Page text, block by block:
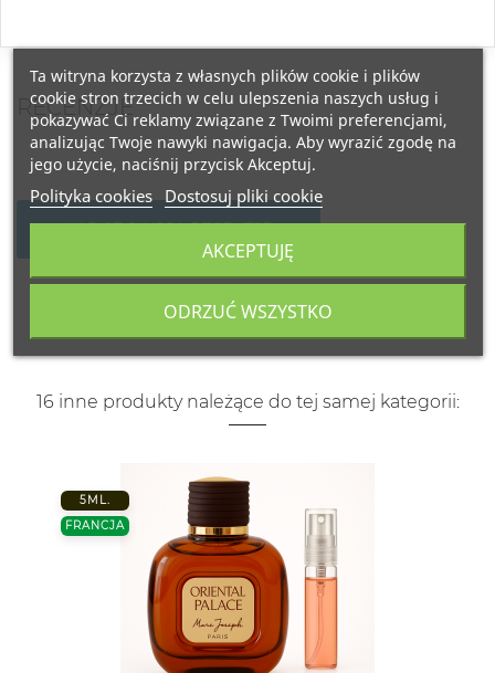
RECENZJE
NAPISZ SWOJĄ RECENZJĘ
16 inne produkty należące do tej samej kategorii:
5ML.
FRANCJA
Ta witryna korzysta z własnych plików cookie i plików
cookie stron trzecich w celu ulepszenia naszych usług i
pokazywać Ci reklamy związane z Twoimi preferencjami,
analizując Twoje nawyki nawigacja. Aby wyrazić zgodę na
jego użycie, naciśnij przycisk Akceptuj.
Polityka cookies Dostosuj pliki cookie
ODRZUĆ WSZYSTKO
AKCEPTUJĘ